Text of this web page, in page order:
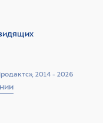
2014 - 2026